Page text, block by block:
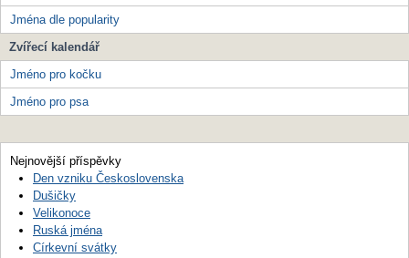
Jména dle popularity
Zvířecí kalendář
Jméno pro kočku
Jméno pro psa
Nejnovější příspěvky
Den vzniku Československa
Dušičky
Velikonoce
Ruská jména
Církevní svátky